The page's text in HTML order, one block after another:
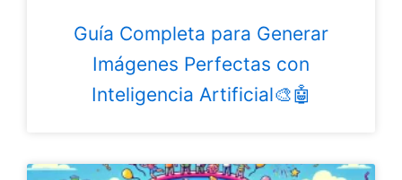
Guía Completa para Generar
Imágenes Perfectas con
Inteligencia Artificial🎨🤖